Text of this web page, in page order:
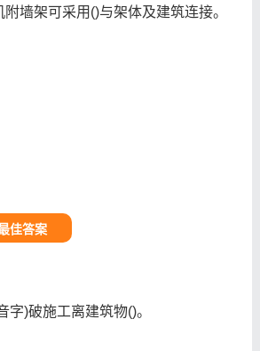
墙架可采用()与架体及建筑连接。
佳答案
字)破施工离建筑物()。